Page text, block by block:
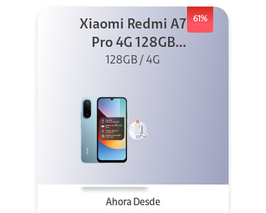
61%
Xiaomi Redmi A7
Pro 4G 128GB
Azul + Cargador
128GB / 4G
Ahora Desde